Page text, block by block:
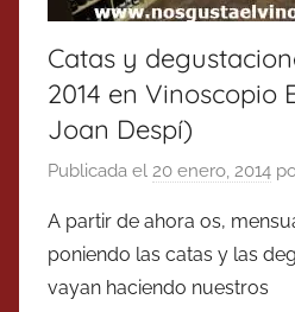
Catas y
2014 en Vinoscopio
Joan Despí)
Publicada el 20 enero, 2014
A partir de ahora os,
poniendo las catas y las
vayan haciendo nuestros